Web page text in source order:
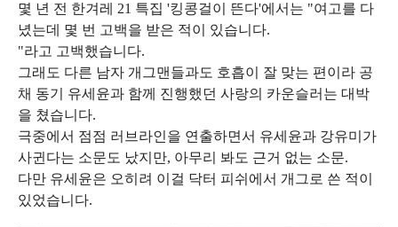
몇 년 전 한겨레 21 특집 '킹콩걸이 뜬다'에서는 "여고를 다
녔는데 몇 번 고백을 받은 적이 있습니다.
"라고 고백했습니다.
그래도 다른 남자 개그맨들과도 호흡이 잘 맞는 편이라 공
채 동기 유세윤과 함께 진행했던 사랑의 카운슬러는 대박
을 쳤습니다.
극중에서 점점 러브라인을 연출하면서 유세윤과 강유미가
사귄다는 소문도 났지만, 아무리 봐도 근거 없는 소문.
다만 유세윤은 오히려 이걸 닥터 피쉬에서 개그로 쓴 적이
있었습니다.